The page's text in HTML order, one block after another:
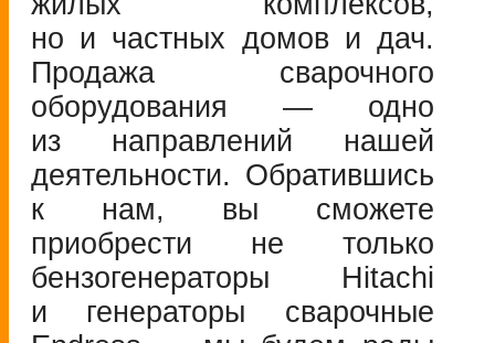
но и частных домов и дач.
Продажа сварочного
оборудования — одно
из направлений нашей
деятельности. Обратившись
к нам, вы сможете
приобрести не только
бензогенераторы Hitachi
и генераторы сварочные